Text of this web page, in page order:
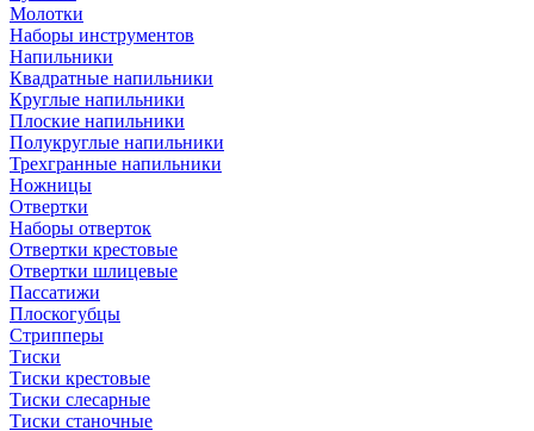
Молотки
Наборы инструментов
Напильники
Квадратные напильники
Круглые напильники
Плоские напильники
Полукруглые напильники
Трехгранные напильники
Ножницы
Отвертки
Наборы отверток
Отвертки крестовые
Отвертки шлицевые
Пассатижи
Плоскогубцы
Стрипперы
Тиски
Тиски крестовые
Тиски слесарные
Тиски станочные